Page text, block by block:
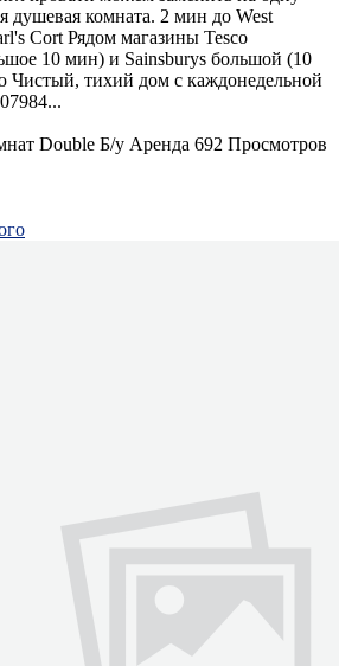
душевая комната. 2 мин до West
Cort Рядом магазины Tesco
10 мин) и Sainsburys большой (10
Чистый, тихий дом с каждонедельной
Double Б/у Аренда 692 Просмотров